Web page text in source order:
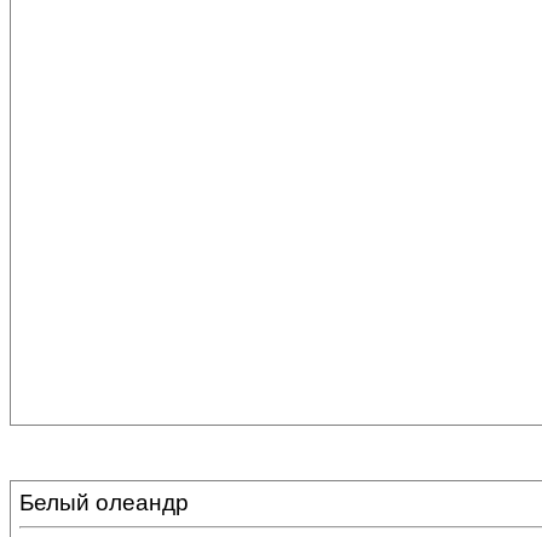
Белый олеандр